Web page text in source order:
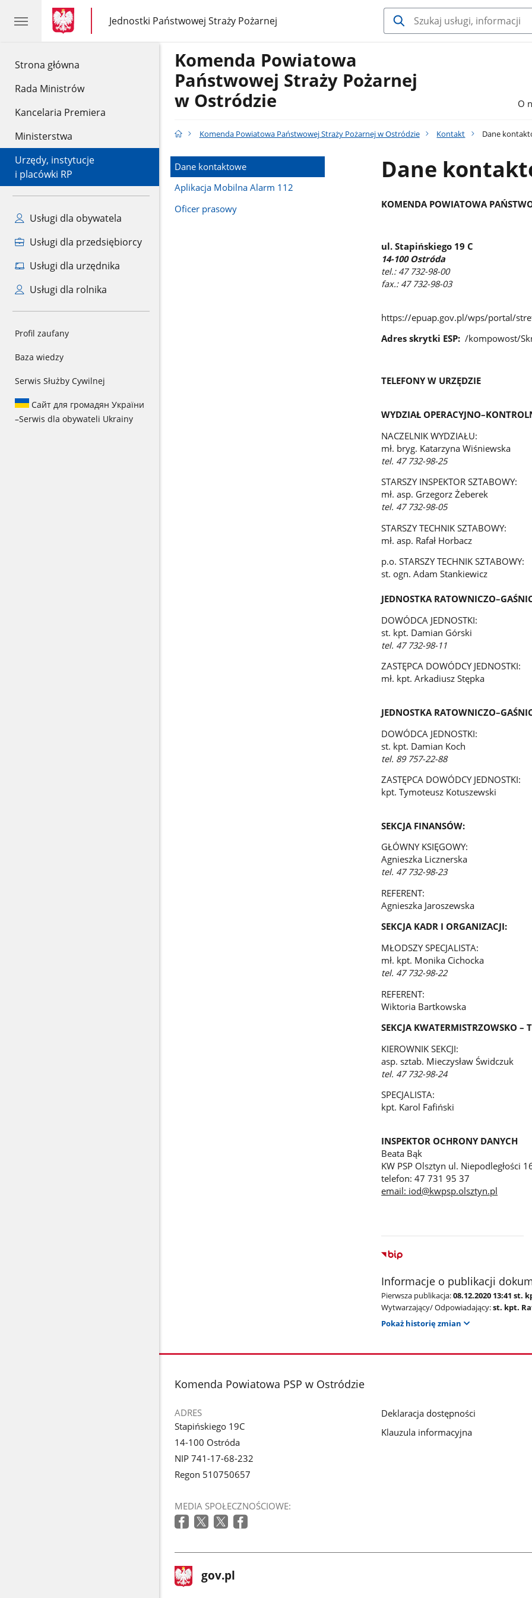
Strona główna
Rada Ministrów
Kancelaria Premiera
Ministerstwa
Urzędy, instytucje
i placówki RP
Usługi dla obywatela
Usługi dla przedsiębiorcy
Usługi dla urzędnika
Usługi dla rolnika
Profil zaufany
Baza wiedzy
Serwis Służby Cywilnej
Сайт для громадян України
–Serwis dla obywateli Ukrainy
gov.pl
gov.pl
Jednostki Państwowej Straży Pożarnej
gov.pl
Jednostki
Państwowej
Komenda Powiatowa
Państwowej Straży Pożarnej
w Ostródzie
O
Komenda Powiatowa Państwowej Straży Pożarnej w Ostródzie Kontakt Dane
Dane kontaktowe
Aplikacja Mobilna Alarm 112
Oficer prasowy
Dane
KOMENDA POWIATOWA
ul. Stapińskiego 19 C
14-100 Ostróda
tel.: 47 732-98-00
fax.: 47 732-98-03
https://epuap.gov.pl/wps/portal/
Adres skrytki ESP:/kompowost/
TELEFONY W URZĘDZIE
WYDZIAŁ
NACZELNIK WYDZIAŁU:
mł. bryg. Katarzyna Wiśniewska
tel. 47 732-98-25
STARSZY INSPEKTOR SZTABOWY:
mł. asp. Grzegorz Żeberek
tel. 47 732-98-05
STARSZY TECHNIK SZTABOWY:
mł. asp. Rafał Horbacz
p.o. STARSZY TECHNIK SZTABOWY:
st. ogn. Adam Stankiewicz
JEDNOSTKA
DOWÓDCA JEDNOSTKI:
st. kpt. Damian Górski
tel. 47 732-98-11
ZASTĘPCA DOWÓDCY JEDNOSTKI:
mł. kpt. Arkadiusz Stępka
JEDNOSTKA
DOWÓDCA JEDNOSTKI:
st. kpt. Damian Koch
tel. 89 757-22-88
ZASTĘPCA DOWÓDCY JEDNOSTKI:
kpt. Tymoteusz Kotuszewski
SEKCJA FINANSÓW:
GŁÓWNY KSIĘGOWY:
Agnieszka Licznerska
tel. 47 732-98-23
REFERENT:
Agnieszka Jaroszewska
SEKCJA KADR I ORGANIZACJI:
MŁODSZY SPECJALISTA:
mł. kpt. Monika Cichocka
tel. 47 732-98-22
REFERENT:
Wiktoria Bartkowska
SEKCJA KWATERMISTRZOWSKO –
KIEROWNIK SEKCJI:
asp. sztab. Mieczysław Świdczuk
tel. 47 732-98-24
SPECJALISTA:
kpt. Karol Fafiński
INSPEKTOR OCHRONY DANYCH
Beata Bąk
KW PSP Olsztyn ul. Niepodległości
telefon: 47 731 95 37
email: iod@kwpsp.olsztyn.pl
Informacje o publikacji
Pierwsza publikacja:08.12.2020 13:41 st.
Wytwarzający/ Odpowiadający:st. kpt.
Pokaż historię zmian
stopka
Komenda Powiatowa PSP w Ostródzie
ADRES
Stapińskiego 19C
14-100 Ostróda
NIP 741-17-68-232
Regon 510750657
MEDIA SPOŁECZNOŚCIOWE:
Deklaracja dostępności
Klauzula informacyjna
stopka
gov.pl Strona
gov.pl